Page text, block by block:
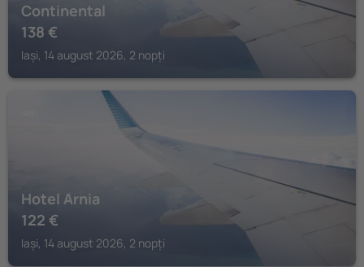
Continental
138 €
Iași, 14 august 2026, 2 nopți
Hotel Arnia
122 €
Iași, 14 august 2026, 2 nopți